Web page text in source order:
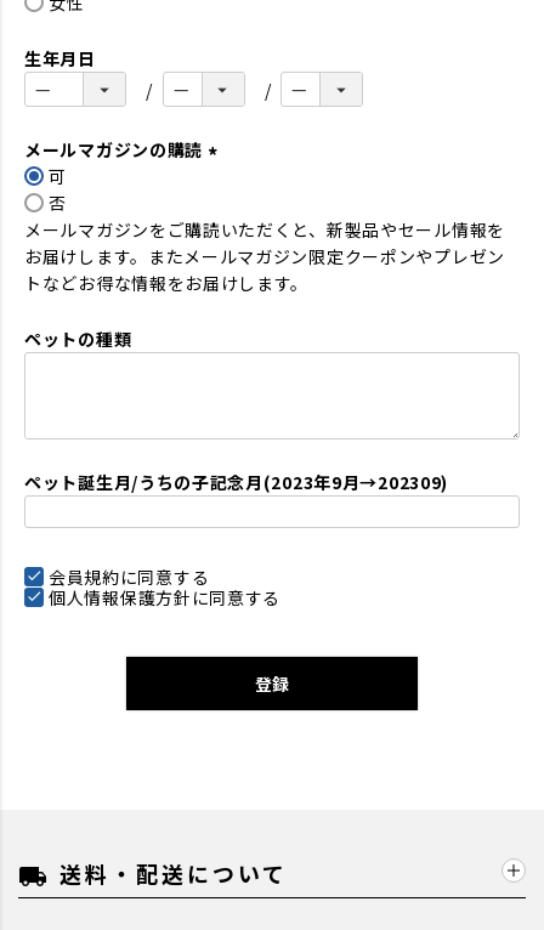
生年月日
メールマガジンの購読
須
)
可
否
メールマガジンをご購読いただくと、新製品やセール情報を
お届けします。またメールマガジン限定クーポンやプレゼン
トなどお得な情報をお届けします。
ペットの種類
ペット誕生月/うちの子記念月(2023年9月→202309)
会員規約に同意する
個人情報保護方針 に同意する
登録
local_shipping 送料・配送について